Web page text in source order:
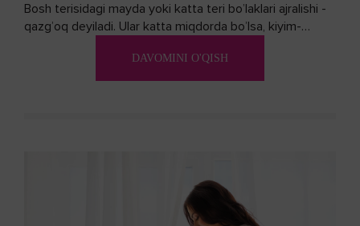
Bosh terisidagi mayda yoki katta teri bo’laklari ajralishi -
qazg’oq deyiladi. Ular katta miqdorda bo’lsa, kiyim-
DAVOMINI O'QISH